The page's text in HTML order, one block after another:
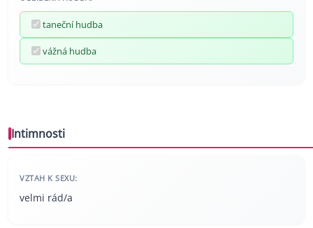
taneční hudba
vážná hudba
Intimnosti
VZTAH K SEXU:
velmi rád/a